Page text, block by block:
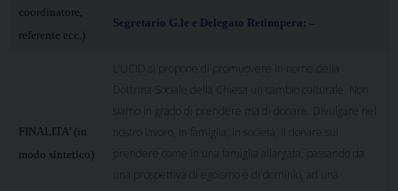
coordinatore,
referente ecc.)
Segretario G.le e Delegato Retinopera: –
FINALITA’ (in
modo sintetico)
L’UCID si propone di promuovere in nome della
Dottrina Sociale della Chiesa un cambio culturale. Non
siamo in grado di prendere ma di donare. Divulgare nel
nostro lavoro, in famiglia, in società, il donare sul
prendere come in una famiglia allargata, passando da
una prospettiva di egoismo e di dominio, ad una